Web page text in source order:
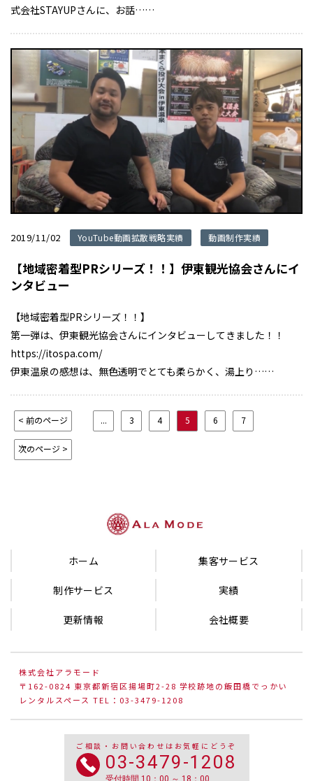
式会社STAYUPさんに、お話……
2019/11/02 YouTube動画拡散戦略実績 動画制作実績
【地域密着型PRシリーズ！！】伊東観光協会さんにイ
ンタビュー
【地域密着型PRシリーズ！！】
第一弾は、伊東観光協会さんにインタビューしてきました！！
https://itospa.com/
伊東温泉の感想は、無色透明でとても柔らかく、湯上り……
< 前のページ ... 3 4 5 6 7
次のページ >
ホーム 集客サービス
制作サービス 実績
更新情報 会社概要
株式会社アラモード
〒162-0824 東京都新宿区揚場町2-28 学校跡地の飯田橋でっかい
レンタルスペース TEL：03-3479-1208
ご相談・お問い合わせはお気軽にどうぞ
03-3479-1208
受付時間 10：00 ～ 18：00